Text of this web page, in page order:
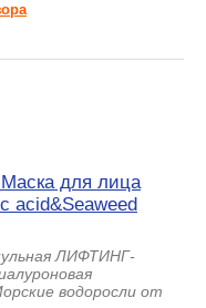
для лица
acid&Seaweed
ЛИФТИНГ-
водоросли от